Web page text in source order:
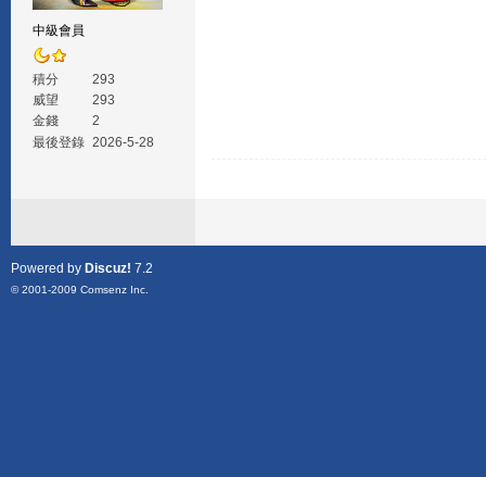
中級會員
積分
293
威望
293
金錢
2
最後登錄 2026-5-28
Powered by Discuz! 7.2
© 2001-2009 Comsenz Inc.